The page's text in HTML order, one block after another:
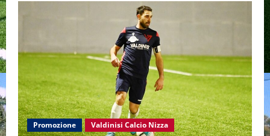
Promozione Valdinisi Calcio Nizza